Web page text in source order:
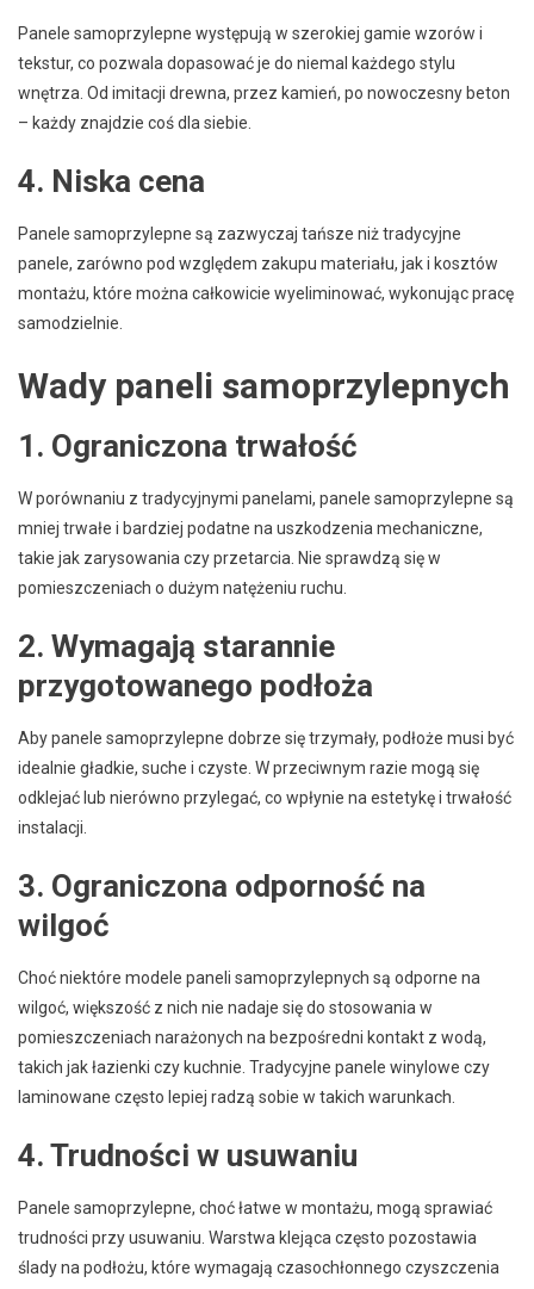
Panele samoprzylepne występują w szerokiej gamie wzorów i
tekstur, co pozwala dopasować je do niemal każdego stylu
wnętrza. Od imitacji drewna, przez kamień, po nowoczesny beton
– każdy znajdzie coś dla siebie.
4. Niska cena
Panele samoprzylepne są zazwyczaj tańsze niż tradycyjne
panele, zarówno pod względem zakupu materiału, jak i kosztów
montażu, które można całkowicie wyeliminować, wykonując pracę
samodzielnie.
Wady paneli samoprzylepnych
1. Ograniczona trwałość
W porównaniu z tradycyjnymi panelami, panele samoprzylepne są
mniej trwałe i bardziej podatne na uszkodzenia mechaniczne,
takie jak zarysowania czy przetarcia. Nie sprawdzą się w
pomieszczeniach o dużym natężeniu ruchu.
2. Wymagają starannie
przygotowanego podłoża
Aby panele samoprzylepne dobrze się trzymały, podłoże musi być
idealnie gładkie, suche i czyste. W przeciwnym razie mogą się
odklejać lub nierówno przylegać, co wpłynie na estetykę i trwałość
instalacji.
3. Ograniczona odporność na
wilgoć
Choć niektóre modele paneli samoprzylepnych są odporne na
wilgoć, większość z nich nie nadaje się do stosowania w
pomieszczeniach narażonych na bezpośredni kontakt z wodą,
takich jak łazienki czy kuchnie. Tradycyjne panele winylowe czy
laminowane często lepiej radzą sobie w takich warunkach.
4. Trudności w usuwaniu
Panele samoprzylepne, choć łatwe w montażu, mogą sprawiać
trudności przy usuwaniu. Warstwa klejąca często pozostawia
ślady na podłożu, które wymagają czasochłonnego czyszczenia